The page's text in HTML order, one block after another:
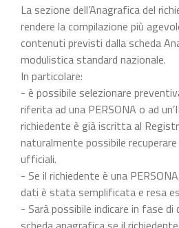
La sezione dell’Anagrafica del
rendere la compilazione più
contenuti previsti dalla scheda
modulistica standard nazionale.
In particolare:
- è possibile selezionare
riferita ad una PERSONA o ad
richiedente è già iscritta al
naturalmente possibile
ufficiali.
- Se il richiedente è una
dati è stata semplificata e resa
- Sarà possibile indicare in fase di